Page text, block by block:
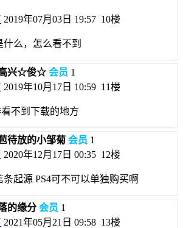
2019年07月03日 19:57 10楼
什么，怎么看不到
兴☆俊☆ 会员 1
2019年10月17日 10:59 11楼
不到下载的地方
待放的小邹菊 会员 1
2020年12月17日 00:35 12楼
起源 PS4可不可以单独购买啊
的缘分 会员 1
2021年05月21日 09:58 13楼